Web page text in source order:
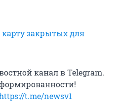
карту закрытых для
канал в Telegram.
t.me/newsv1